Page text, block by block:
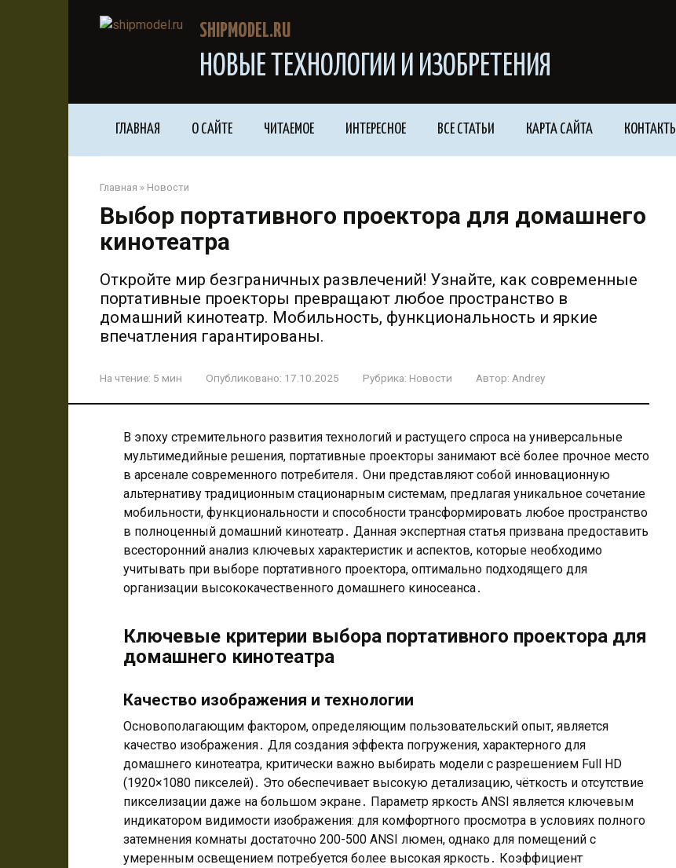
SHIPMODEL.RU
НОВЫЕ ТЕХНОЛОГИИ И ИЗОБРЕТЕНИЯ
ГЛАВНАЯ О САЙТЕ ЧИТАЕМОЕ ИНТЕРЕСНОЕ ВСЕ СТАТЬИ КАРТА САЙТА КОНТАКТЫ
Главная » Новости
Выбор портативного проектора для домашнего
кинотеатра
Откройте мир безграничных развлечений! Узнайте, как современные
портативные проекторы превращают любое пространство в
домашний кинотеатр. Мобильность, функциональность и яркие
впечатления гарантированы.
На чтение: 5 мин Опубликовано: 17.10.2025 Рубрика: Новости Автор: Andrey
В эпоху стремительного развития технологий и растущего спроса на универсальные
мультимедийные решения, портативные проекторы занимают всё более прочное место
в арсенале современного потребителя․ Они представляют собой инновационную
альтернативу традиционным стационарным системам, предлагая уникальное сочетание
мобильности, функциональности и способности трансформировать любое пространство
в полноценный домашний кинотеатр․ Данная экспертная статья призвана предоставить
всесторонний анализ ключевых характеристик и аспектов, которые необходимо
учитывать при выборе портативного проектора, оптимально подходящего для
организации высококачественного домашнего киносеанса․
Ключевые критерии выбора портативного проектора для
домашнего кинотеатра
Качество изображения и технологии
Основополагающим фактором, определяющим пользовательский опыт, является
качество изображения․ Для создания эффекта погружения, характерного для
домашнего кинотеатра, критически важно выбирать модели с разрешением Full HD
(1920×1080 пикселей)․ Это обеспечивает высокую детализацию, чёткость и отсутствие
пикселизации даже на большом экране․ Параметр яркость ANSI является ключевым
индикатором видимости изображения: для комфортного просмотра в условиях полного
затемнения комнаты достаточно 200-500 ANSI люмен, однако для помещений с
умеренным освещением потребуется более высокая яркость․ Коэффициент